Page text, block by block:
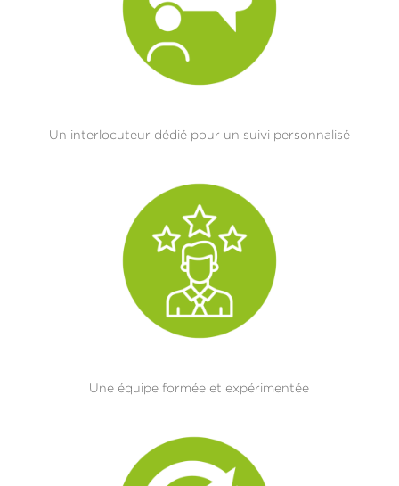
Un interlocuteur dédié pour un suivi personnalisé
Une équipe formée et expérimentée